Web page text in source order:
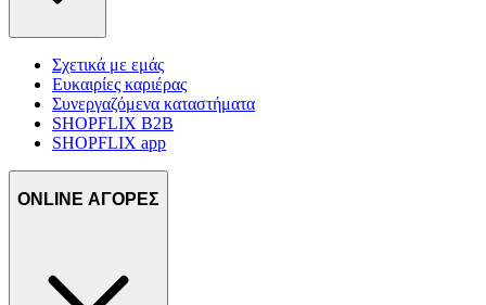
Σχετικά με εμάς
Ευκαιρίες καριέρας
Συνεργαζόμενα καταστήματα
SHOPFLIX B2B
SHOPFLIX app
ONLINE ΑΓΟΡΕΣ